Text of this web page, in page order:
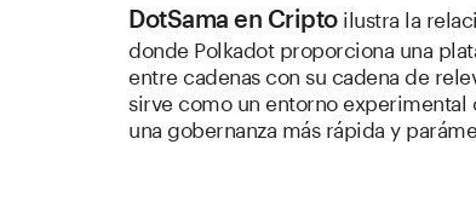
DotSama en Criptoilustra la
donde Polkadot proporciona una
entre cadenas con su cadena de
sirve como un entorno
una gobernanza más rápida y